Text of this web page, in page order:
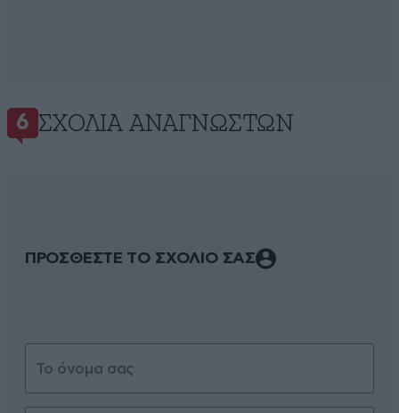
6 ΣΧΌΛΙΑ ΑΝΑΓΝΩΣΤΏΝ
ΠΡΟΣΘΕΣΤΕ ΤΟ ΣΧΟΛΙΟ ΣΑΣ